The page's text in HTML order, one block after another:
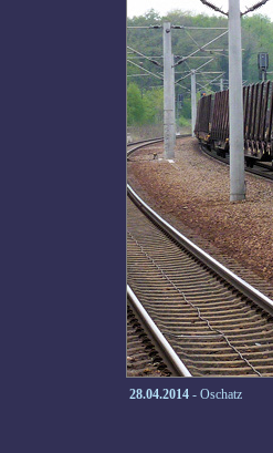
28.04.2014 - Oschatz